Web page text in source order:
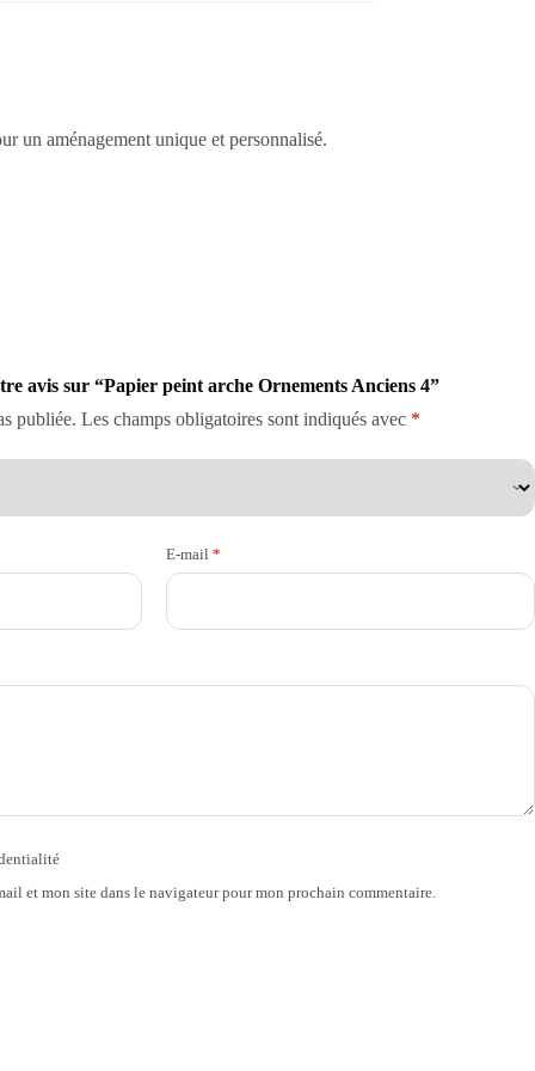
un aménagement unique et personnalisé.
avis sur “Papier peint arche Ornements Anciens 4”
publiée. Les champs obligatoires sont indiqués avec *
E-mail *
et mon site dans le navigateur pour mon prochain commentaire.